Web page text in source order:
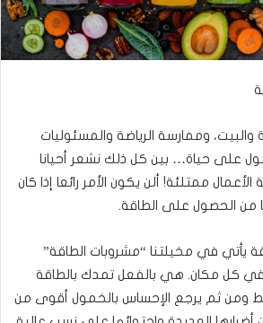
والبيت، وممارسة الرياضة والمسئوليات
على حياة… بين كل ذلك نشعر أحيانا
ممتلئة! ألن يكون الأمر رائعا إذا كان
من الحصول على الطاقة.
يأتي في مخيلتنا “مشروبات الطاقة”
في كل مكان. هي بالفعل تمدك بالطاقة
ومن ثم يرجع الإحساس بالخمول أقوى من